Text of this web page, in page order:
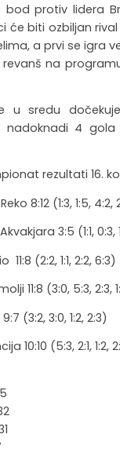
bod protiv lidera
će biti ozbiljan
a prvi se igra
revanš na
u sredu
nadoknadi 4 gola
rezultati 16.
8:12 (1:3, 1:5, 4:2,
3:5 (1:1, 0:3,
(2:2, 1:1, 2:2, 6:3)
11:8 (3:0, 5:3, 2:3,
(3:2, 3:0, 1:2, 2:3)
10:10 (5:3, 2:1, 1:2,